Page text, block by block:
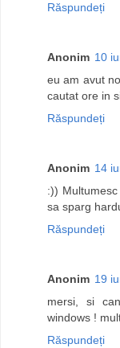
Răspundeți
Anonim 10
eu am avut
cautat ore in
Răspundeți
Anonim 14
:))
sa sparg
Răspundeți
Anonim 19
mersi, si
windows !
Răspundeți